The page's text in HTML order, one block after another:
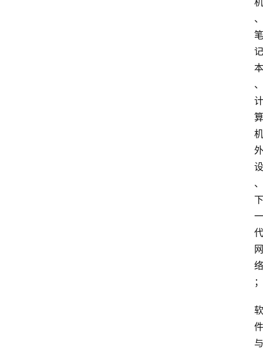
、
笔
记
本
、
计
算
机
外
设
、
下
一
代
网
络
；
软
件
与